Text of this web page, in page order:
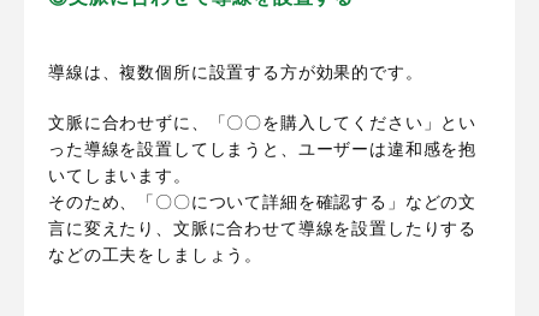
導線は、複数個所に設置する方が効果的です。
文脈に合わせずに、「〇〇を購入してください」とい
った導線を設置してしまうと、ユーザーは違和感を抱
いてしまいます。
そのため、「〇〇について詳細を確認する」などの文
言に変えたり、文脈に合わせて導線を設置したりする
などの工夫をしましょう。